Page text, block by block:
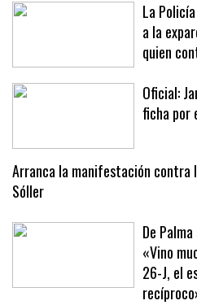
La
a la
quien
Oficial:
ficha por
Arranca la manifestación
Sóller
De
«Vino
26-J, el